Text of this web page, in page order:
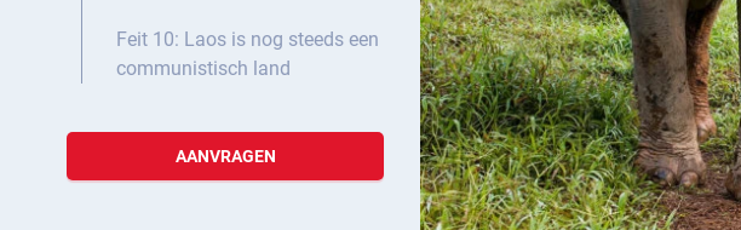
Feit 10: Laos is nog steeds een
communistisch land
AANVRAGEN